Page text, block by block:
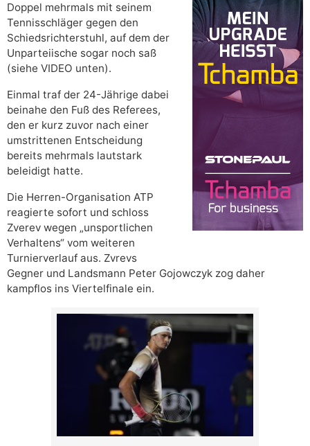
Doppel mehrmals mit seinem
Tennisschläger gegen den
Schiedsrichterstuhl, auf dem der
Unparteiische sogar noch saß
(siehe VIDEO unten).
Einmal traf der 24-Jährige dabei
beinahe den Fuß des Referees,
den er kurz zuvor nach einer
umstrittenen Entscheidung
bereits mehrmals lautstark
beleidigt hatte.
Die Herren-Organisation ATP
reagierte sofort und schloss
Zverev wegen „unsportlichen
Verhaltens“ vom weiteren
Turnierverlauf aus. Zvrevs
Gegner und Landsmann Peter Gojowczyk zog daher
kampflos ins Viertelfinale ein.